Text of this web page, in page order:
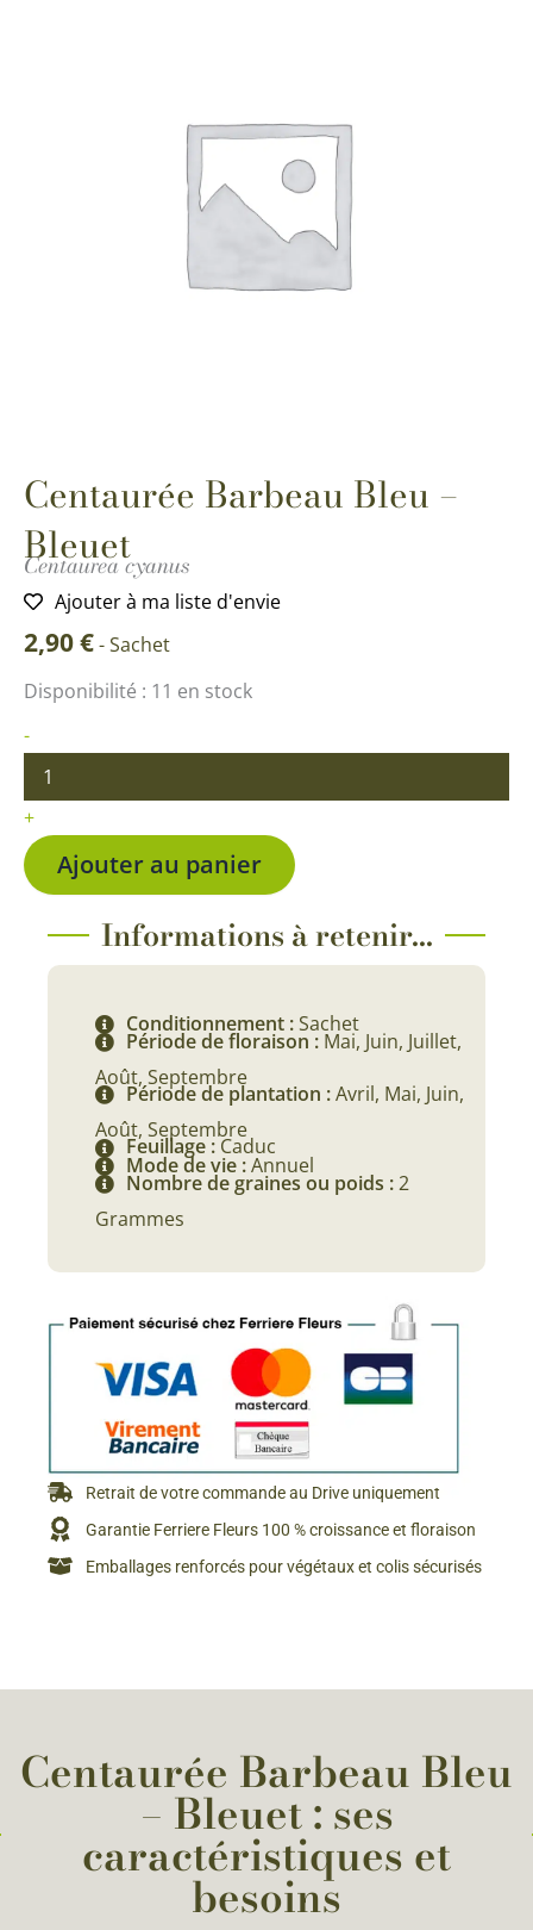
Centaurée Barbeau Bleu –
Bleuet
Centaurea cyanus
Ajouter à ma liste d'envie
2,90€-Sachet
Disponibilité : 11 en stock
-
quantité
Centaurée
Barbeau
Bleu
-
Bleuet
+
Ajouter au panier
Informations à retenir...
Conditionnement :Sachet
Période de floraison : Mai, Juin, Juillet,
Août, Septembre
Période de plantation :Avril, Mai, Juin,
Août, Septembre
Feuillage : Caduc
Mode de vie :Annuel
Nombre de graines ou poids :2
Grammes
Retrait de votre commande au Drive uniquement
Garantie Ferriere Fleurs 100 % croissance et floraison
Emballages renforcés pour végétaux et colis sécurisés
Centaurée Barbeau Bleu
– Bleuet : ses
caractéristiques et
besoins